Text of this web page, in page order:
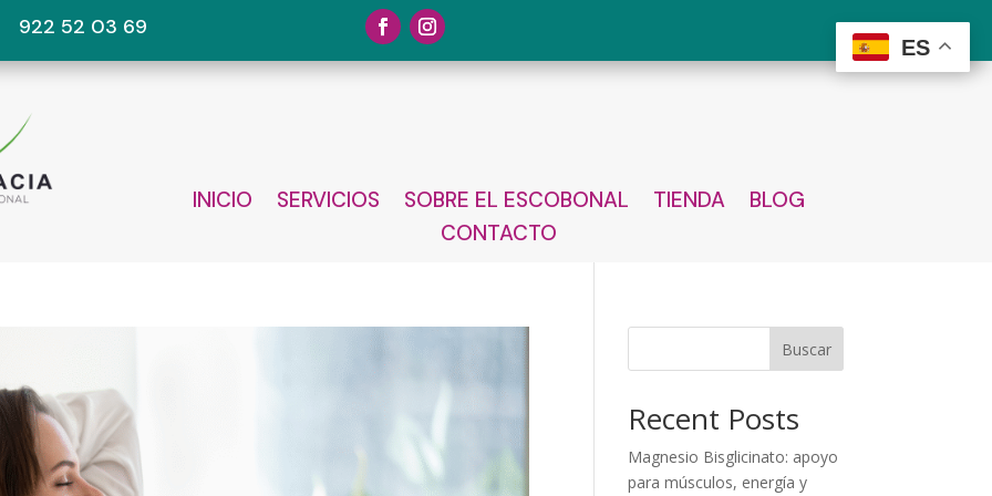
922 52 03 69
INICIO SERVICIOS SOBRE EL ESCOBONAL TIENDA
BLOG
CONTACTO
Buscar
Recent Posts
Magnesio Bisglicinato: apoyo
para músculos, energía y
ES